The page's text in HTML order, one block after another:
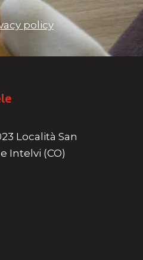
policy
Località San
Intelvi (CO)